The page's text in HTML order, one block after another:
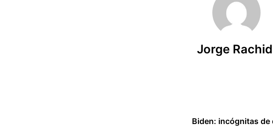
Jorge Rachid
Biden: incógnitas de